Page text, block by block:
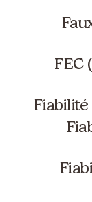
FEC
Fiabilité